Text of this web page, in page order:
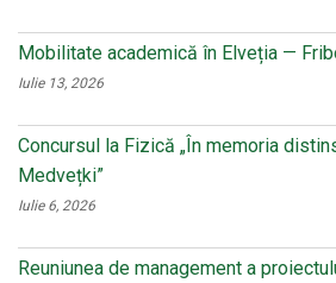
Mobilitate academică în Elveția —
Iulie 13, 2026
Concursul la Fizică „În memoria
Medvețki”
Iulie 6, 2026
Reuniunea de management a